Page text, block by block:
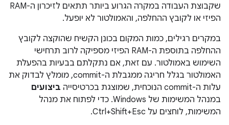
שקבוצת העבודה במקרה הגרוע ביותר תתאים לזיכרון ה-RAM
הפיזי או לקובץ ההחלפה, והאמולטור לא יופעל.
במקרים רגילים, כמות המקום בכונן הקשיח שהוקצה לקובץ
ההחלפה בתוספת ה-RAM הפיזי מספיקה לרוב תרחישי
השימוש באמולטור. עם זאת, אם נתקלתם בבעיות בהפעלת
האמולטור בגלל חריגה ממגבלת ה-commit, מומלץ לבדוק את
עלות ה-commit הנוכחית, שמוצגת בכרטיסייה
ביצועים
במנהל המשימות של Windows. כדי לפתוח את מנהל
המשימות, לוחצים על Ctrl+Shift+Esc.